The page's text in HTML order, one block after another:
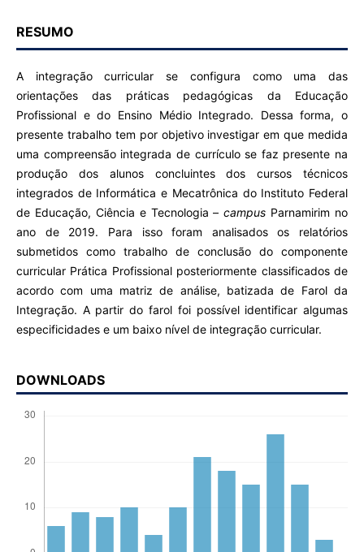
RESUMO
A integração curricular se configura como uma das
orientações das práticas pedagógicas da Educação
Profissional e do Ensino Médio Integrado. Dessa forma, o
presente trabalho tem por objetivo investigar em que medida
uma compreensão integrada de currículo se faz presente na
produção dos alunos concluintes dos cursos técnicos
integrados de Informática e Mecatrônica do Instituto Federal
de Educação, Ciência e Tecnologia –campus Parnamirim no
ano de 2019. Para isso foram analisados os relatórios
submetidos como trabalho de conclusão do componente
curricular Prática Profissional posteriormente classificados de
acordo com uma matriz de análise, batizada de Farol da
Integração. A partir do farol foi possível identificar algumas
especificidades e um baixo nível de integração curricular.
DOWNLOADS